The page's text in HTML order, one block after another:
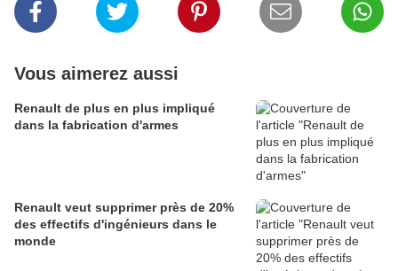
Vous aimerez aussi
Renault de plus en plus impliqué
dans la fabrication d'armes
Renault veut supprimer près de 20%
des effectifs d'ingénieurs dans le
monde